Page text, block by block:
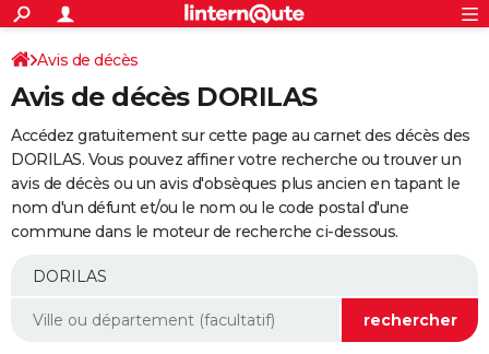
ACTUALITÉS
Politique
Société
Faits Divers
Education
Monde
Villes
+
SPORT
Coupe du monde 2026
Football
Tennis
Cyclisme
Rugby
Forum
Programme TV
TNT
Streaming
Cinéma
Sorties cinéma
Musique
+
FINANCE
Retraite
Epargne
Immobilier
Risques naturels par ville
Banque
Assurance
AUTO
Essais
Réserver un essai
Citadines
Berlines
SUV
Forum auto
+
Mobiles
Meilleur smartphone
Internet
Ordinateurs
Jeux vidéo
Guide high-tech
Aménagement intérieur
Avis de décès
Avis de décès DORILAS
Accédez gratuitement sur cette page au carnet des décès des
DORILAS. Vous pouvez affiner votre recherche ou trouver un
avis de décès ou un avis d'obsèques plus ancien en tapant le
nom d'un défunt et/ou le nom ou le code postal d'une
commune dans le moteur de recherche ci-dessous.